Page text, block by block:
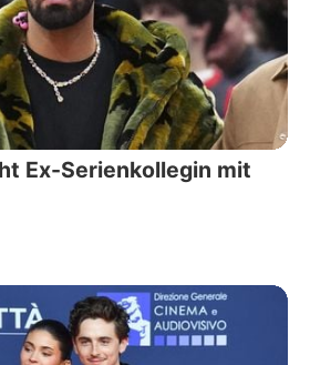
Ex-Serienkollegin mit